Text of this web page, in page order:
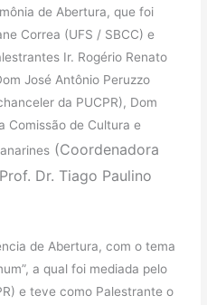
de Abertura, que foi
Correa (UFS / SBCC) e
Ir. Rogério Renato
José Antônio Peruzzo
da PUCPR), Dom
Comissão de Cultura e
(Coordenadora
Dr. Tiago Paulino
de Abertura, com o tema
a qual foi mediada pelo
e teve como Palestrante o